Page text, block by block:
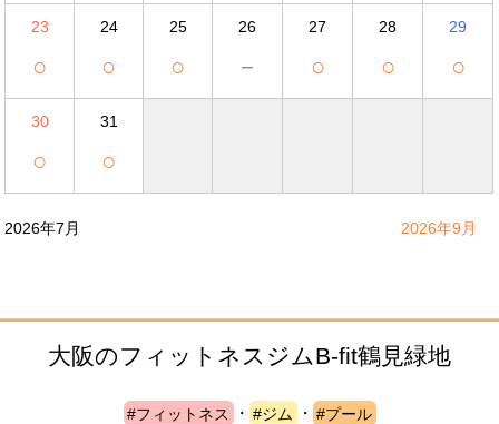
23
○
24
○
25
○
26
－
27
○
28
○
29
○
30
○
31
○
2026年7月 2026年9月
大阪のフィットネスジムB-fit鶴見緑地
#フィットネス ・ #ジム ・ #プール